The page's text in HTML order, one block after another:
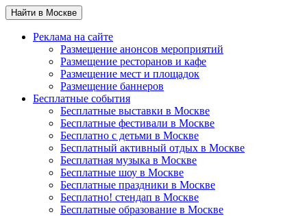
Найти в Москве
Реклама на сайте
Размещение анонсов мероприятий
Размещение ресторанов и кафе
Размещение мест и площадок
Размещение баннеров
Бесплатные события
Бесплатные выставки в Москве
Бесплатные фестивали в Москве
Бесплатно с детьми в Москве
Бесплатный активный отдых в Москве
Бесплатная музыка в Москве
Бесплатные шоу в Москве
Бесплатные праздники в Москве
Бесплатно! стендап в Москве
Бесплатные образование в Москве